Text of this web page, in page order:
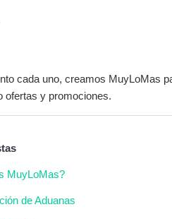
cada uno, creamos MuyLoMas
ofertas y promociones.
MuyLoMas?
de Aduanas